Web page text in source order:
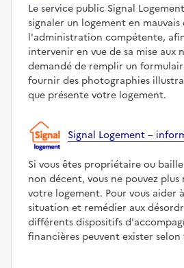
Le service public Signal
signaler un logement en
l'administration compétente,
intervenir en vue de sa mise aux
demandé de remplir un
fournir des photographies
que présente votre logement.
Signal Logement –
Si vous êtes propriétaire ou
non décent, vous ne pouvez
votre logement. Pour vous aider
situation et remédier aux
différents dispositifs
financières peuvent exister